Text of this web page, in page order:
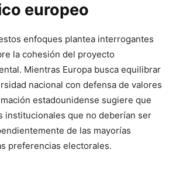
europeo
enfoques plantea interrogantes
la cohesión del proyecto
Mientras Europa busca equilibrar
nacional con defensa de valores
estadounidense sugiere que
institucionales que no deberían ser
de las mayorías
preferencias electorales.